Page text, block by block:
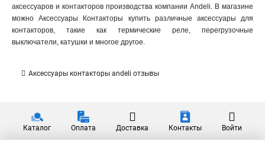
аксессуаров и контакторов производства компании Andeli. В магазине
можно Аксессуары Контакторы купить различные аксессуары для
контакторов, такие как термические реле, перегрузочные
выключатели, катушки и многое другое.
Аксессуары контакторы andeli отзывы
Каталог Оплата Доставка Контакты Войти